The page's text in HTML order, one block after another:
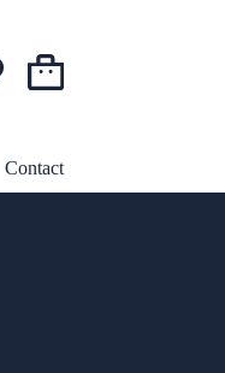
Winkelwagen
Contact